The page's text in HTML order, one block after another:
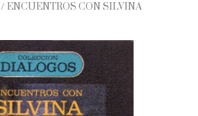
/ ENCUENTROS CON SILVINA